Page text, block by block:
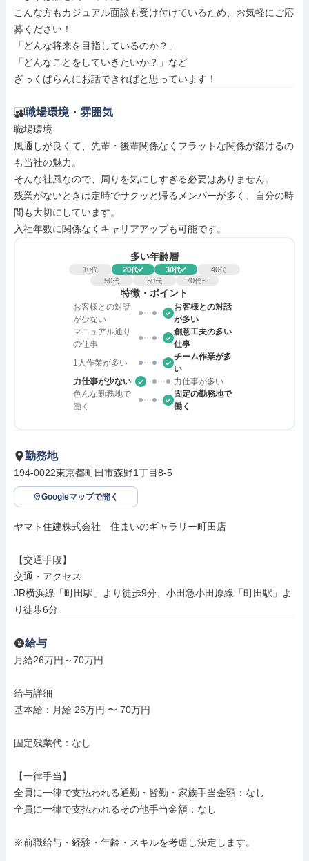
こんな方もカジュアル面談も受け付けているため、お気軽にご応
募ください！
「どんな将来を目指しているのか？」
「どんなことをしていきたいか？」など
ざっくばらんにお話できればと思っています！
職場環境・雰囲気
職場環境
風通しが良くて、先輩・後輩関係なくフラットな関係が築けるの
も当社の魅力。
そんな社風なので、周りを気にしすぎる必要はありません。
残業がないときは定時でサクッと帰るメンバーが多く、自分の時
間も大切にしています。
入社年数に関係なくキャリアアップも可能です。
多い年齢層
10代 20代 30代 40代
50代 60代 70代〜
特徴・ポイント
お客様との対話
が少ない
お客様との対話
が多い
マニュアル通り
の仕事
創意工夫の多い
仕事
1人作業が多い
チーム作業が多
い
力仕事が少ない
力仕事が多い
色んな勤務地で
働く
固定の勤務地で
働く
勤務地
194-0022東京都町田市森野1丁目8-5
Googleマップで開く
ヤマト住建株式会社　住まいのギャラリー町田店
【交通手段】
交通・アクセス
JR横浜線「町田駅」より徒歩9分、小田急小田原線「町田駅」よ
り徒歩6分
給与
月給26万円～70万円
給与詳細
基本給：月給 26万円 〜 70万円
固定残業代：なし
【一律手当】
全員に一律で支払われる通勤・皆勤・家族手当金額：なし
全員に一律で支払われるその他手当金額：なし
※前職給与・経験・年齢・スキルを考慮し決定します。